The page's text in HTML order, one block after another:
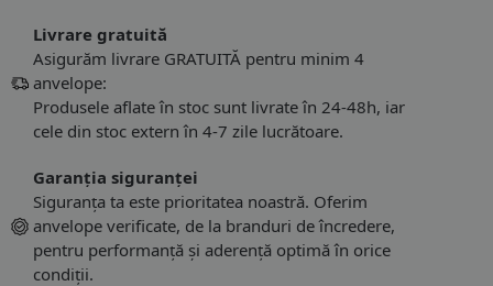
Livrare gratuită
Asigurăm livrare GRATUITĂ pentru minim 4
anvelope:
Produsele aflate în stoc sunt livrate în 24-48h, iar
cele din stoc extern în 4-7 zile lucrătoare.
Garanția siguranței
Siguranța ta este prioritatea noastră. Oferim
anvelope verificate, de la branduri de încredere,
pentru performanță și aderență optimă în orice
condiții.